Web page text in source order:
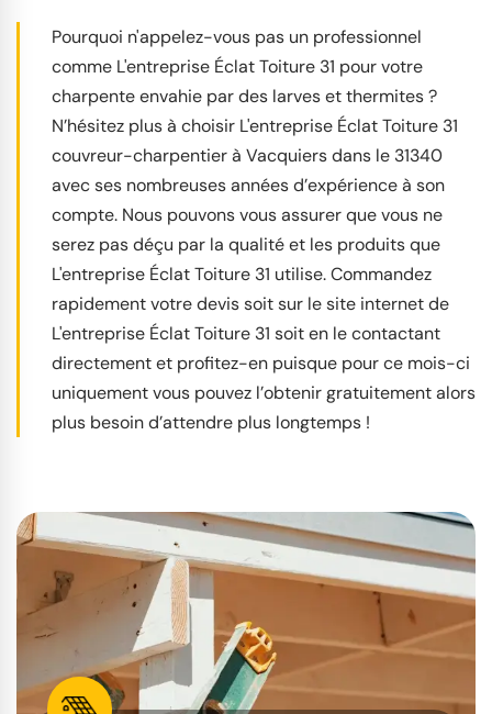
Pourquoi n'appelez-vous pas un professionnel
comme L'entreprise Éclat Toiture 31 pour votre
charpente envahie par des larves et thermites ?
N’hésitez plus à choisir L'entreprise Éclat Toiture 31
couvreur-charpentier à Vacquiers dans le 31340
avec ses nombreuses années d’expérience à son
compte. Nous pouvons vous assurer que vous ne
serez pas déçu par la qualité et les produits que
L'entreprise Éclat Toiture 31 utilise. Commandez
rapidement votre devis soit sur le site internet de
L'entreprise Éclat Toiture 31 soit en le contactant
directement et profitez-en puisque pour ce mois-ci
uniquement vous pouvez l’obtenir gratuitement alors
plus besoin d’attendre plus longtemps !